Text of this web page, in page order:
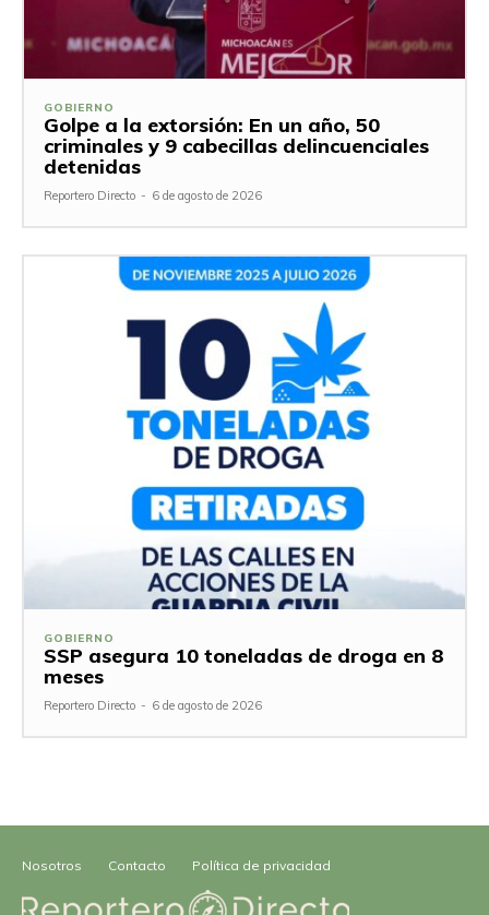
GOBIERNO
Golpe a la extorsión: En un año, 50
criminales y 9 cabecillas delincuenciales
detenidas
Reportero Directo - 6 de agosto de 2026
GOBIERNO
SSP asegura 10 toneladas de droga en 8
meses
Reportero Directo - 6 de agosto de 2026
Nosotros Contacto Política de privacidad